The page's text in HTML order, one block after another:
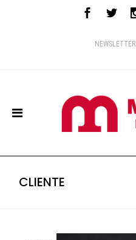
NEWSLETTER
CLIENTE